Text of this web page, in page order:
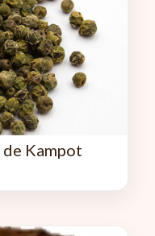
Kampot